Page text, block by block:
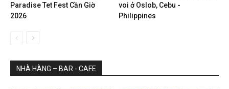
Paradise Tet Fest Cần Giờ
2026
voi ở Oslob, Cebu -
Philippines
NHÀ HÀNG – BAR - CAFE